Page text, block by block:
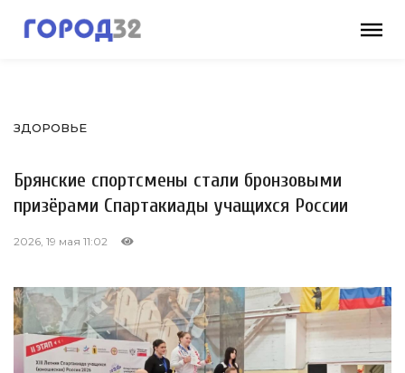
ЗДОРОВЬЕ
Брянские спортсмены стали бронзовыми
призёрами Спартакиады учащихся России
2026, 19 мая 11:02